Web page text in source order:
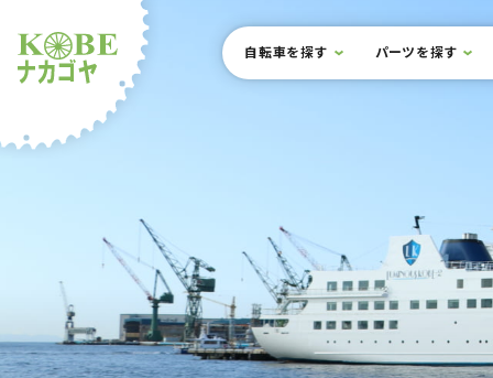
サイト内メニュー
本文までスキップ
自転車を探す パーツを探す